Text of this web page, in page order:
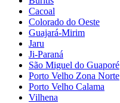
Cacoal
Colorado do Oeste
Guajará-Mirim
Jaru
Ji-Paraná
São Miguel do Guaporé
Porto Velho Zona Norte
Porto Velho Calama
Vilhena